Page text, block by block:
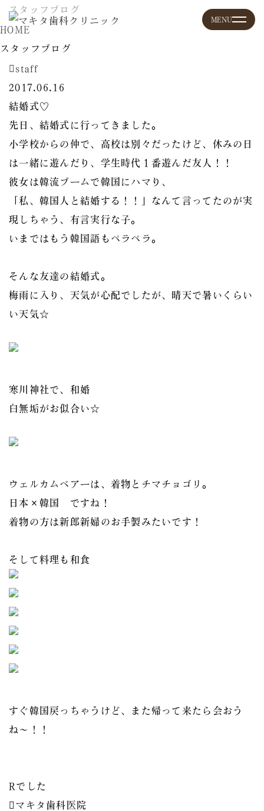
スタッフブログ
HOME
スタッフブログ
staff
2017.06.16
結婚式♡
先日、結婚式に行ってきました。
小学校からの仲で、高校は別々だったけど、休みの日
は一緒に遊んだり、学生時代１番遊んだ友人！！
彼女は韓流ブームで韓国にハマり、
「私、韓国人と結婚する！！」なんて言ってたのが実
現しちゃう、有言実行な子。
いまではもう韓国語もペラペラ。
そんな友達の結婚式。
梅雨に入り、天気が心配でしたが、晴天で暑いくらい
い天気☆
寒川神社で、和婚
白無垢がお似合い☆
ウェルカムベアーは、着物とチマチョゴリ。
日本×韓国 ですね！
着物の方は新郎新婦のお手製みたいです！
そして料理も和食
すぐ韓国戻っちゃうけど、また帰って来たら会おう
ね〜！！
Rでした
マキタ歯科医院